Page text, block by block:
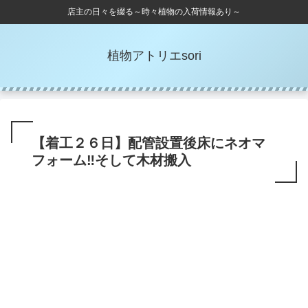
店主の日々を綴る～時々植物の入荷情報あり～
植物アトリエsori
【着工２６日】配管設置後床にネオマ
フォーム‼そして木材搬入